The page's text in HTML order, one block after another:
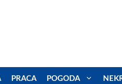
PRACA POGODA